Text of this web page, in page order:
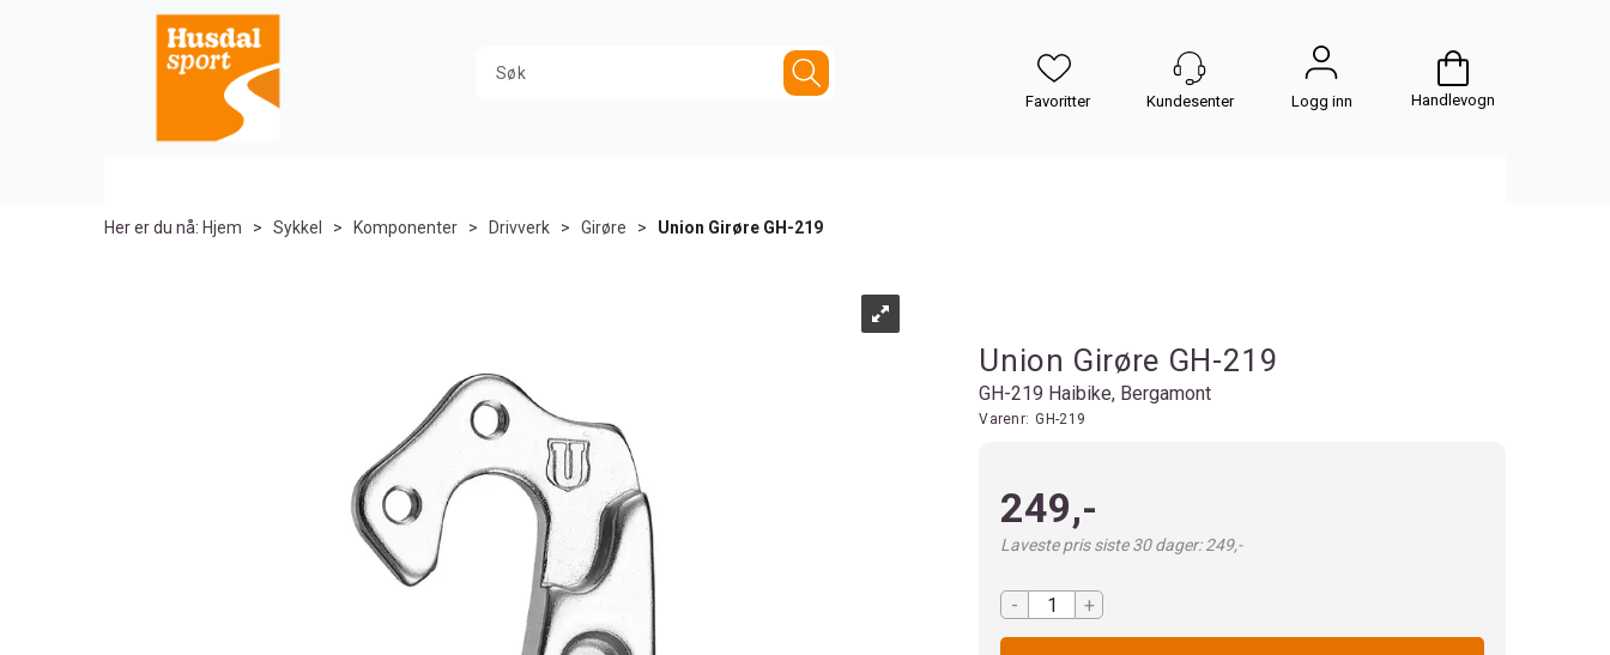
Logg inn Handlevogn
Her er du nå: Hjem > Sykkel > Komponenter > Drivverk > Girøre > Union Girøre GH-219
Union Girøre GH-219
GH-219 Haibike, Bergamont
Varenr: GH-219
249,-
Laveste pris siste 30 dager: 249,-
- +